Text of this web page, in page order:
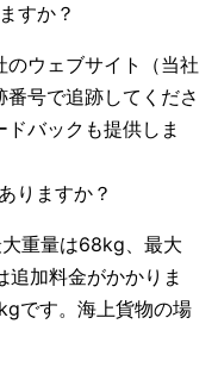
すか？
ウェブサイト（当社
号で追跡してくださ
バックも提供しま
りますか？
重量は68kg、最大
加料金がかかりま
です。海上貨物の場